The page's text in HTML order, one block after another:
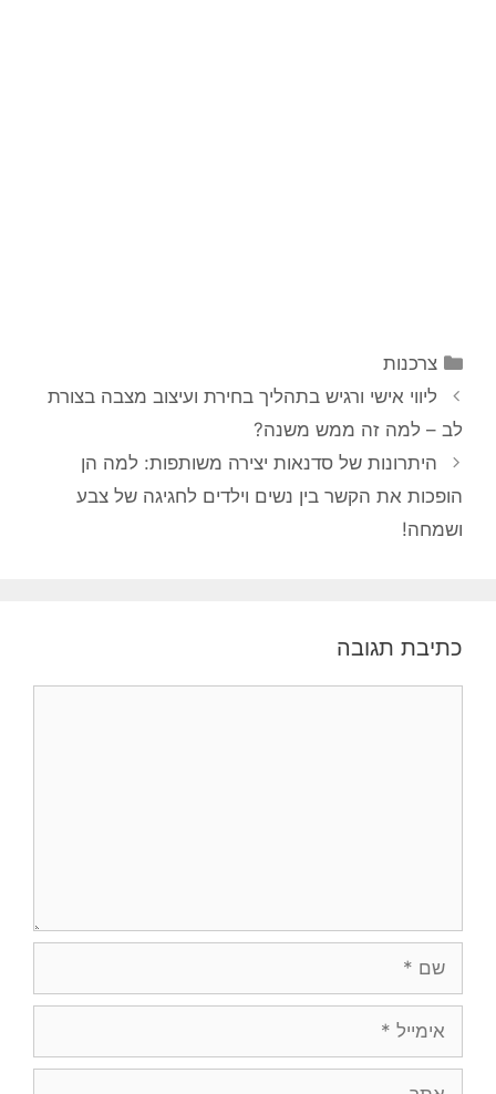
קטגוריות
צרכנות
ניווט
פוסטים
ליווי אישי ורגיש בתהליך בחירת ועיצוב מצבה בצורת
לב – למה זה ממש משנה?
היתרונות של סדנאות יצירה משותפות: למה הן
הופכות את הקשר בין נשים וילדים לחגיגה של צבע
ושמחה!
כתיבת תגובה